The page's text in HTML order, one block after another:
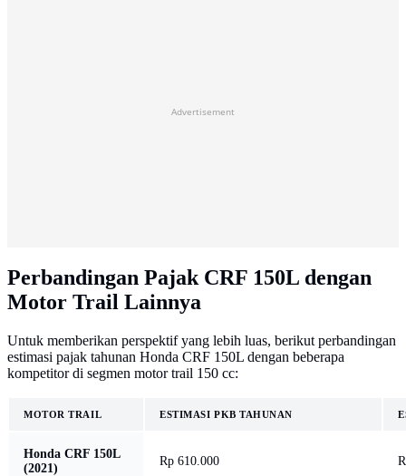
Advertisement
Perbandingan Pajak CRF 150L dengan
Motor Trail Lainnya
Untuk memberikan perspektif yang lebih luas, berikut perbandingan
estimasi pajak tahunan Honda CRF 150L dengan beberapa
kompetitor di segmen motor trail 150 cc:
MOTOR TRAIL ESTIMASI PKB TAHUNAN
Honda CRF 150L
(2021)
Rp 610.000